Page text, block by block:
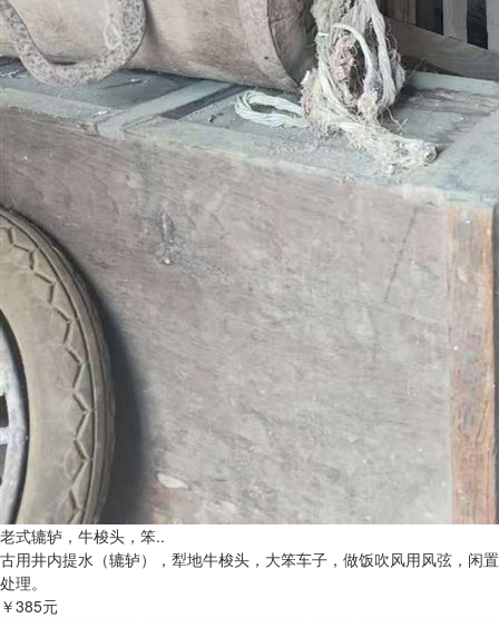
老式辘轳，牛梭头，笨..
古用井内提水（辘轳），犁地牛梭头，大笨车子，做饭吹风用风弦，闲置
处理。
￥385元